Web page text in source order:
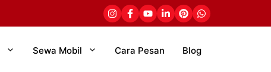
Sewa Mobil Cara Pesan Blog